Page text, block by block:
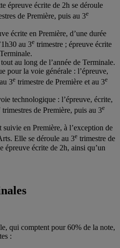
épreuve écrite de 2h se déroule
de Première, puis au 3e
écrite en Première, d’une durée
au 3e trimestre ; épreuve écrite
au long de l’année de Terminale.
pour la voie générale : l’épreuve,
3e trimestre de Première et au 3e
technologique : l’épreuve, écrite,
trimestres de Première, puis au 3e
en Première, à l’exception de
Elle se déroule au 3e trimestre de
épreuve écrite de 2h, ainsi qu’un
qui comptent pour 60% de la note,
: